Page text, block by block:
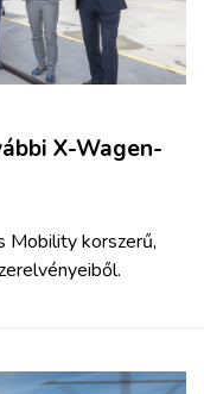
X-Wagen-
Mobility korszerű,